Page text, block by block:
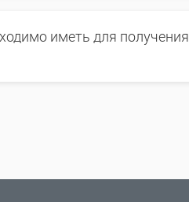
иметь для получения